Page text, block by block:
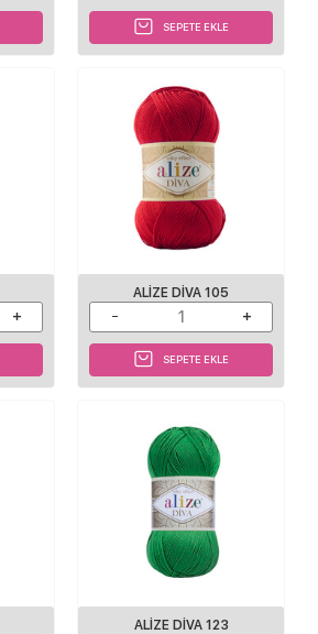
SEPETE EKLE
ALIZE DIVA 105
SEPETE EKLE
ALIZE DIVA 123